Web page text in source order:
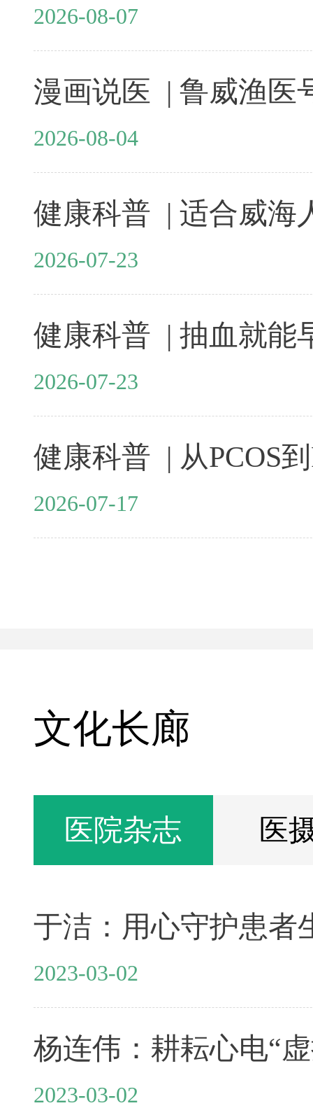
2026-08-07
2026-08-04
2026-07-23
2026-07-23
2026-07-17
文化长廊
医院杂志 医
于洁：用心守护患者
2023-03-02
杨连伟：耕耘心电“
2023-03-02